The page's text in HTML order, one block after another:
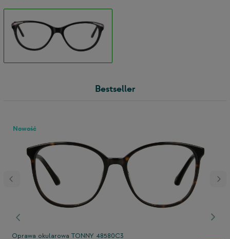
Bestseller
Poprzedni
Nowość
Oprawa okularowa TONNY 48580C3